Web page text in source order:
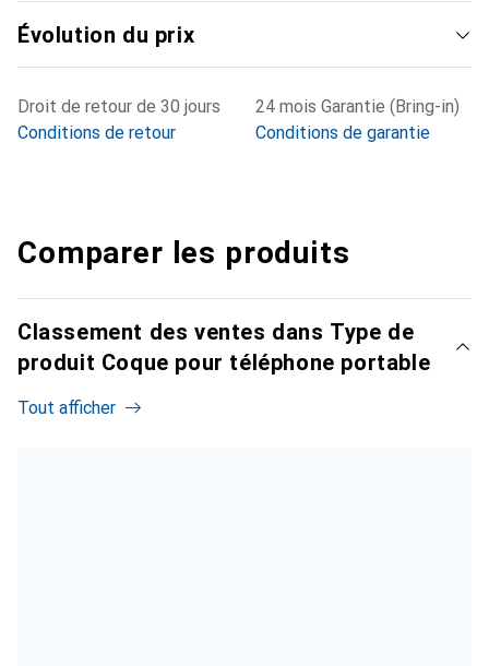
Évolution du prix
Droit de retour de 30 jours
Conditions de retour
24 mois Garantie (Bring-in)
Conditions de garantie
Comparer les produits
Classement des ventes dans Type de
produit Coque pour téléphone portable
Tout afficher